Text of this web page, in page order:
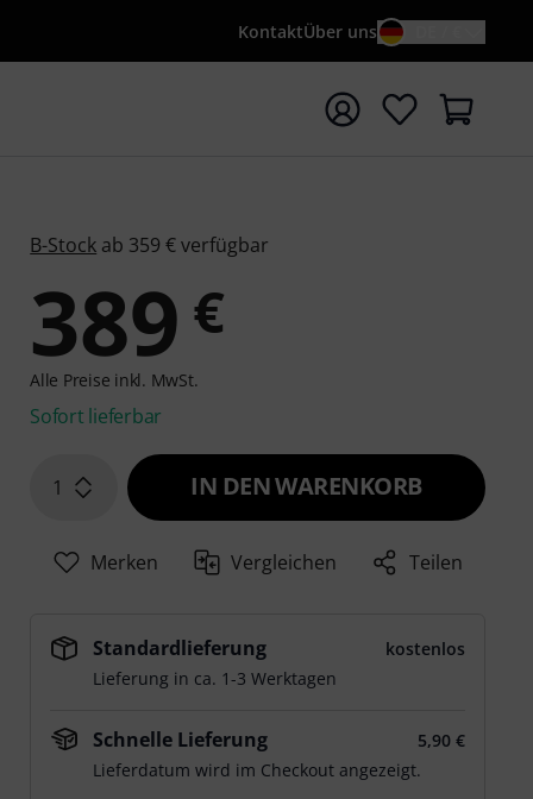
KontaktÜber uns
mit Suchwort {searchTerm} starten
B-Stock ab 359 € verfügbar
389 €
Alle Preise inkl. MwSt.
Sofort lieferbar
1 IN DEN WARENKORB
Merken Vergleichen Teilen
Standardlieferung
kostenlos
Lieferung in ca. 1-3 Werktagen
Schnelle Lieferung
5,90 €
Lieferdatum wird im Checkout angezeigt.